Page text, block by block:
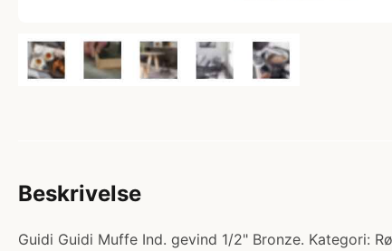
Beskrivelse
Guidi Guidi Muffe Ind. gevind 1/2" Bronze. Kategori: